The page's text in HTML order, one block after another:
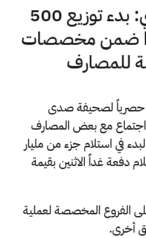
خاص..المركزي: بدء توزيع 500
ضمن مخصصات
للمصارف
حصرياً لصحيفة صدى
اجتماع مع بعض المصارف
في استلام جزء من مليار
دفعة غداً الاثنين بقيمة
الفروع المخصصة لعملية
أخرى.